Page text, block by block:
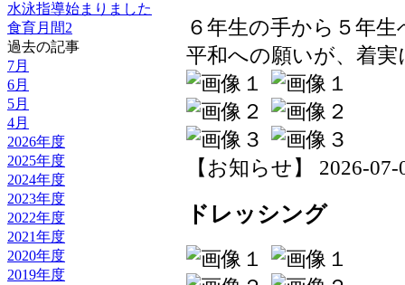
水泳指導始まりました
食育月間2
過去の記事
7月
6月
5月
4月
2026年度
2025年度
2024年度
2023年度
2022年度
2021年度
2020年度
2019年度
６年生の手から５年
平和への願いが、着
【お知らせ】 2026-
ドレッシング